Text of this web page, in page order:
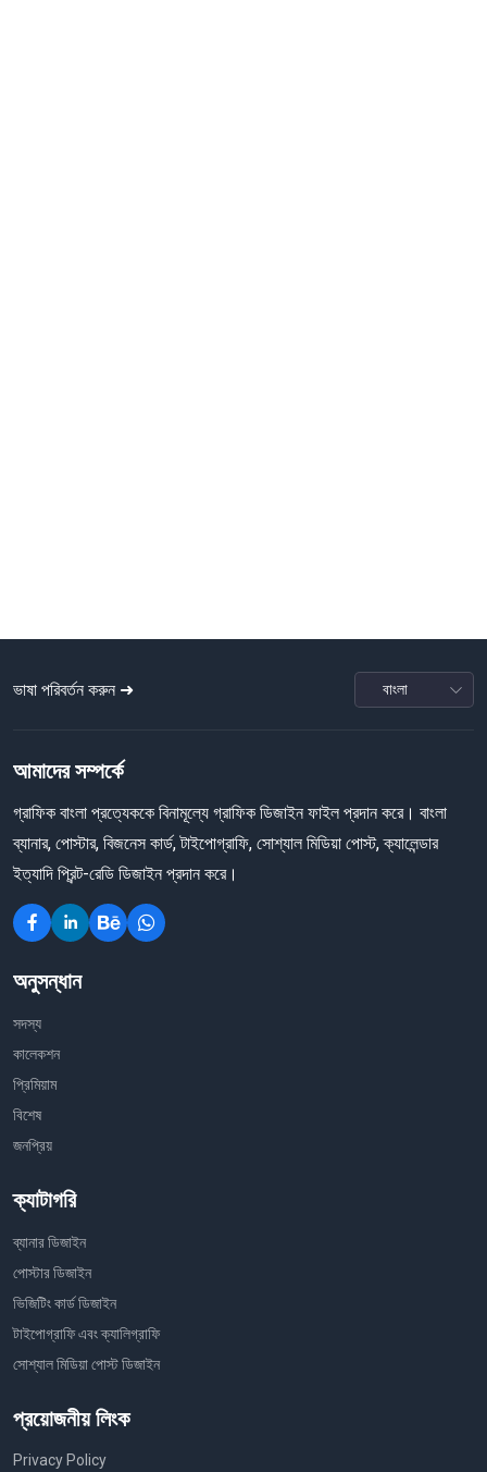
ভাষা পরিবর্তন করুন ➜
আমাদের সম্পর্কে
গ্রাফিক বাংলা প্রত্যেককে বিনামূল্যে গ্রাফিক ডিজাইন ফাইল প্রদান করে। বাংলা
ব্যানার, পোস্টার, বিজনেস কার্ড, টাইপোগ্রাফি, সোশ্যাল মিডিয়া পোস্ট, ক্যালেন্ডার
ইত্যাদি প্রিন্ট-রেডি ডিজাইন প্রদান করে।
অনুসন্ধান
সদস্য
কালেকশন
প্রিমিয়াম
বিশেষ
জনপ্রিয়
ক্যাটাগরি
ব্যানার ডিজাইন
পোস্টার ডিজাইন
ভিজিটিং কার্ড ডিজাইন
টাইপোগ্রাফি এবং ক্যালিগ্রাফি
সোশ্যাল মিডিয়া পোস্ট ডিজাইন
প্রয়োজনীয় লিংক
Privacy Policy